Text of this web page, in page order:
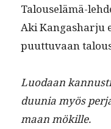
Talouselämä-
Aki Kan­gashar­ju
puut­tuvaan
Luo­daan
duu­nia myös
maan mökille.